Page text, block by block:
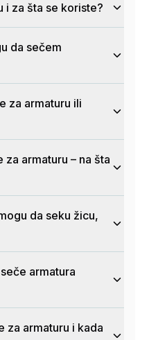
i za šta se koriste?
da sečem
za armaturu ili
armaturu – na šta
da seku žicu,
armatura
za armaturu i kada